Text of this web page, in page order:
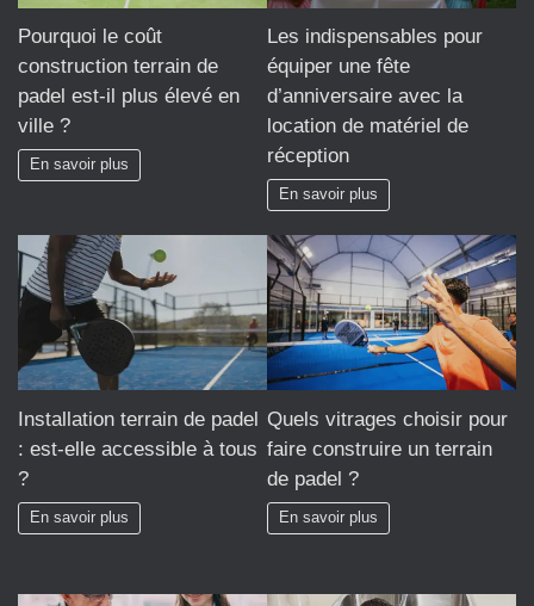
Pourquoi le coût
construction terrain de
padel est-il plus élevé en
ville ?
En savoir plus
Les indispensables pour
équiper une fête
d’anniversaire avec la
location de matériel de
réception
En savoir plus
Installation terrain de padel
: est-elle accessible à tous
?
En savoir plus
Quels vitrages choisir pour
faire construire un terrain
de padel ?
En savoir plus